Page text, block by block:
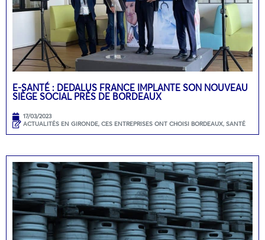
E-SANTÉ : DEDALUS FRANCE IMPLANTE SON NOUVEAU
SIÈGE SOCIAL PRÈS DE BORDEAUX
17/03/2023
ACTUALITÉS EN GIRONDE, CES ENTREPRISES ONT CHOISI BORDEAUX, SANTÉ